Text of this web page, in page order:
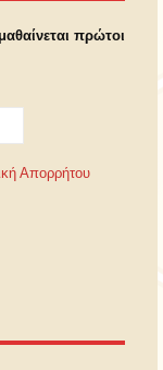
πρώτοι
Απορρήτου